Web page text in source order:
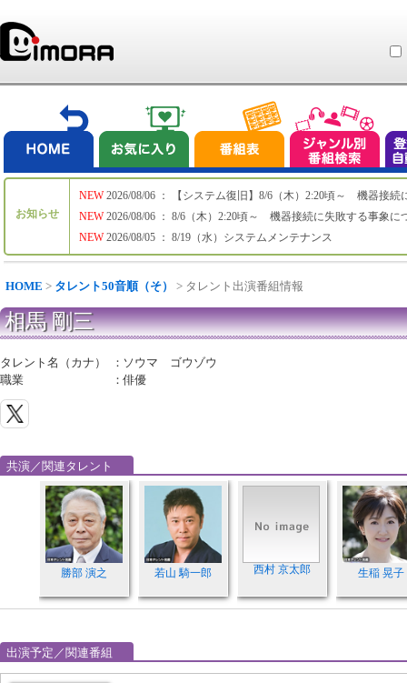
お知らせ
NEW
NEW
NEW
2026/08/06 ： 【システム復旧】8/6（木）2:20頃～ 機器接続
2026/08/06 ： 8/6（木）2:20頃～ 機器接続に失敗する事象に
2026/08/05 ： 8/19（水）システムメンテナンス
HOME > タレント50音順（そ） > タレント出演番組情報
相馬 剛三
タレント名（カナ） ： ソウマ ゴウゾウ
職業
：俳優
共演／関連タレント
勝部 演之 若山 騎一郎 西村 京太郎 生稲 晃子
出演予定／関連番組